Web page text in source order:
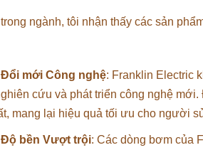
ngành, tôi nhận thấy các sản
mới Công nghệ: Franklin Electric
cứu và phát triển công nghệ
mang lại hiệu quả tối ưu cho người
bền Vượt trội: Các dòng bơm của